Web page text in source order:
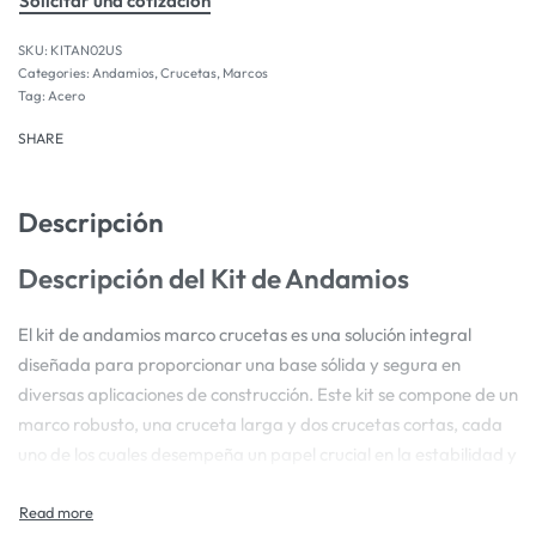
KITAN02US
Categories: Andamios, Crucetas, Marcos
Tag: Acero
SHARE
Descripción
Descripción del Kit de Andamios
El kit de andamios marco crucetas es una solución integral
diseñada para proporcionar una base sólida y segura en
diversas aplicaciones de construcción. Este kit se compone de un
marco robusto, una cruceta larga y dos crucetas cortas, cada
uno de los cuales desempeña un papel crucial en la estabilidad y
componente principal, brindando la estructura esencial que